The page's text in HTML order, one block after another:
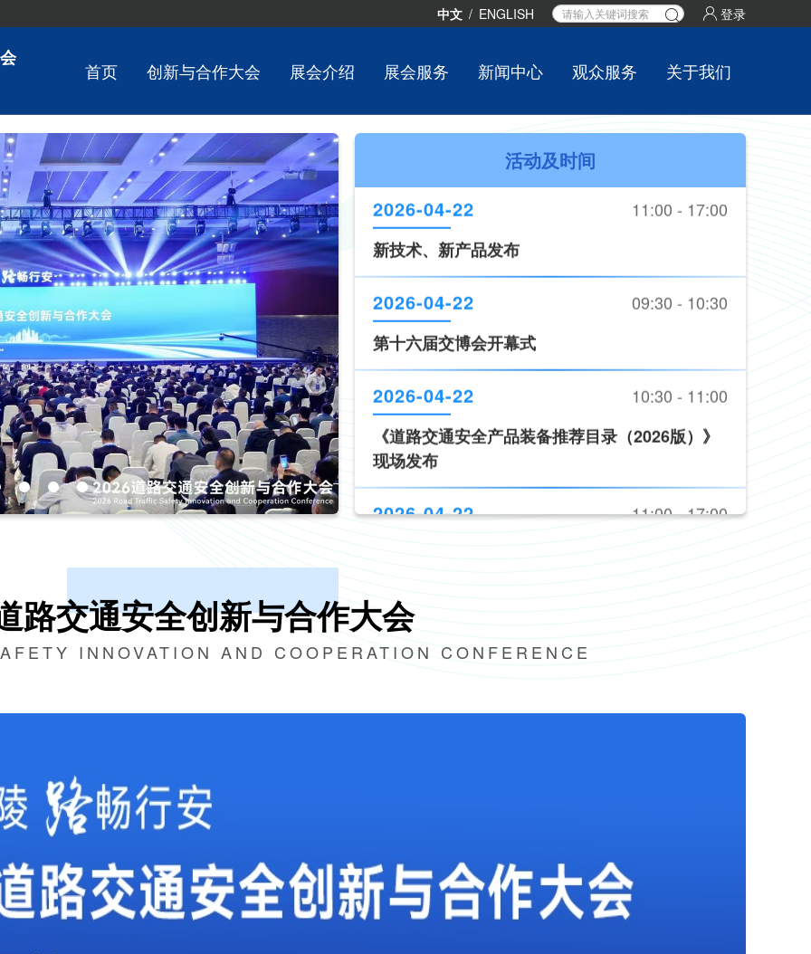
中文 / ENGLISH 登录
首页 创新与合作大会 展会介绍 展会服务 新闻中心 观众服务 关于我们
活动及时间
第十六届交博会开幕式
2026-04-22
《道路交通安全产品装备推荐目录（2026版）》
现场发布
2026-04-22
新技术、新产品发布
2026-04-22
09:30 - 10:30
第十六届交博会开幕式
现场发布
2026-04-22
路交通安全创新与合作大会
INNOVATION AND COOPERATION CONFERENCE